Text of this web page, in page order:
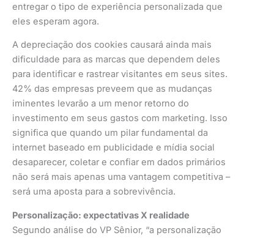
entregar o tipo de experiência personalizada que
eles esperam agora.
A depreciação dos cookies causará ainda mais
dificuldade para as marcas que dependem deles
para identificar e rastrear visitantes em seus sites.
42% das empresas preveem que as mudanças
iminentes levarão a um menor retorno do
investimento em seus gastos com marketing. Isso
significa que quando um pilar fundamental da
internet baseado em publicidade e mídia social
desaparecer, coletar e confiar em dados primários
não será mais apenas uma vantagem competitiva –
será uma aposta para a sobrevivência.
Personalização: expectativas X realidade
Segundo análise do VP Sênior, “a personalização